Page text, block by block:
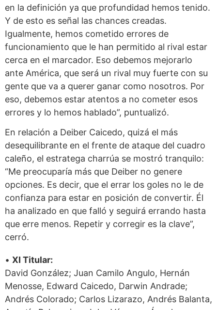
en la definición ya que profundidad hemos tenido.
Y de esto es señal las chances creadas.
Igualmente, hemos cometido errores de
funcionamiento que le han permitido al rival estar
cerca en el marcador. Eso debemos mejorarlo
ante América, que será un rival muy fuerte con su
gente que va a querer ganar como nosotros. Por
eso, debemos estar atentos a no cometer esos
errores y lo hemos hablado”, puntualizó.
En relación a Deiber Caicedo, quizá el más
desequilibrante en el frente de ataque del cuadro
caleño, el estratega charrúa se mostró tranquilo:
“Me preocuparía más que Deiber no genere
opciones. Es decir, que el errar los goles no le de
confianza para estar en posición de convertir. Él
ha analizado en que falló y seguirá errando hasta
que erre menos. Repetir y corregir es la clave”,
cerró.
• XI Titular:
David González; Juan Camilo Angulo, Hernán
Menosse, Edward Caicedo, Darwin Andrade;
Andrés Colorado; Carlos Lizarazo, Andrés Balanta,